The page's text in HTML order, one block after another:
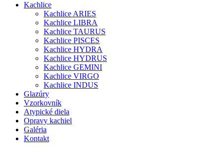
Kachlice
Kachlice ARIES
Kachlice LIBRA
Kachlice TAURUS
Kachlice PISCES
Kachlice HYDRA
Kachlice HYDRUS
Kachlice GEMINI
Kachlice VIRGO
Kachlice INDUS
Glazúry
Vzorkovník
Atypické diela
Opravy kachiel
Galéria
Kontakt